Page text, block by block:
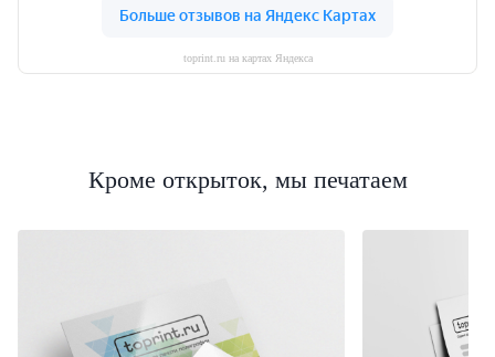
toprint.ru на картах Яндекса
Кроме открыток, мы печатаем